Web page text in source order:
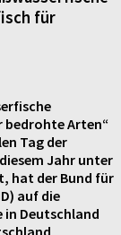
für
bedrohte Arten“
Tag der
Jahr unter
hat der Bund für
auf die
in Deutschland